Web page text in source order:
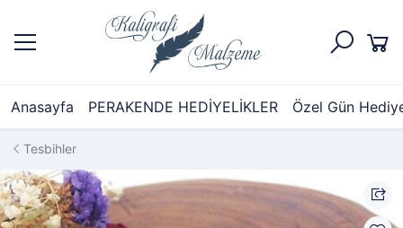
Anasayfa PERAKENDE HEDİYELİKLER Özel Gün
Tesbihler